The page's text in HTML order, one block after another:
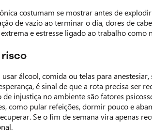
costumam se mostrar antes de
de vazio ao terminar o dia, dores de
e estresse ligado ao trabalho como
usar álcool, comida ou telas para
é sinal de que a rota precisa ser
de injustiça no ambiente são fatores
como pular refeições, dormir pouco e
Se o fim de semana vira apenas